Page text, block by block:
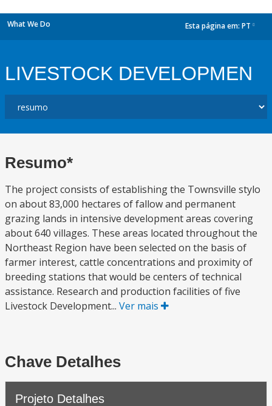
What We Do Esta página em: PT
LIVESTOCK DEVELOPMEN
Resumo*
The project consists of establishing the Townsville stylo
on about 83,000 hectares of fallow and permanent
grazing lands in intensive development areas covering
about 640 villages. These areas located throughout the
Northeast Region have been selected on the basis of
farmer interest, cattle concentrations and proximity of
breeding stations that would be centers of technical
assistance. Research and production facilities of five
Livestock Development... Ver mais
Chave Detalhes
Projeto Detalhes